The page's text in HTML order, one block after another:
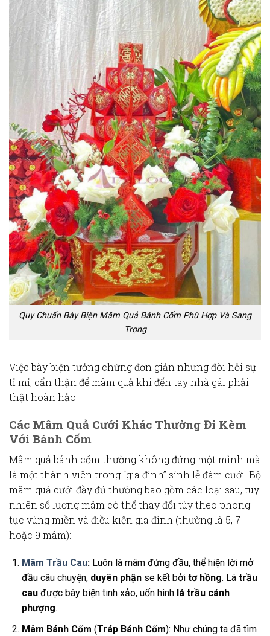
Quy Chuẩn Bày Biện Mâm Quả Bánh Cốm Phù Hợp Và Sang
Trọng
Việc bày biện tưởng chừng đơn giản nhưng đòi hỏi sự
tỉ mỉ, cẩn thận để mâm quả khi đến tay nhà gái phải
thật hoàn hảo.
Các Mâm Quả Cưới Khác Thường Đi Kèm
Với Bánh Cốm
Mâm quả bánh cốmthường không đứng một mình mà
là một thành viên trong “gia đình” sính lễ đám cưới. Bộ
mâm quả cướiđầy đủ thường bao gồm các loại sau, tuy
nhiên số lượng mâm có thể thay đổi tùy theo phong
tục vùng miền và điều kiện gia đình (thường là 5, 7
hoặc 9 mâm):
Mâm Trầu Cau:Luôn là mâm đứng đầu, thể hiện lời mở
đầu câu chuyện, duyên phậnse kết bởi tơ hồng. Lá trầu
cauđược bày biện tinh xảo, uốn hình lá trầu cánh
phượng.
Mâm Bánh Cốm (Tráp Bánh Cốm): Như chúng ta đã tìm